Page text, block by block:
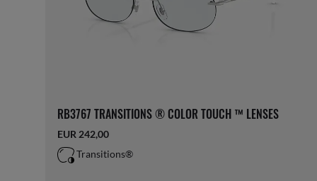
RB3767 TRANSITIONS ® COLOR TOUCH ™ LENSES
EUR 242,00
Transitions®